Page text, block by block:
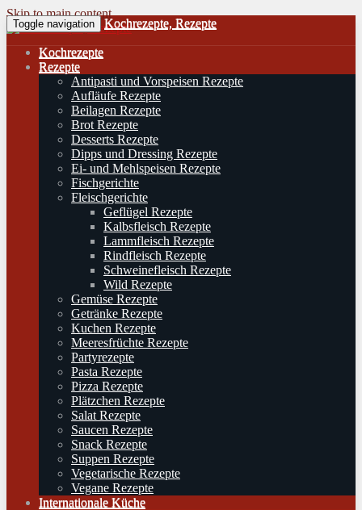
Skip to main content
Toggle navigation Kochrezepte, Rezepte
Kochrezepte
Rezepte
Antipasti und Vorspeisen Rezepte
Aufläufe Rezepte
Beilagen Rezepte
Brot Rezepte
Desserts Rezepte
Dipps und Dressing Rezepte
Ei- und Mehlspeisen Rezepte
Fischgerichte
Fleischgerichte
Geflügel Rezepte
Kalbsfleisch Rezepte
Lammfleisch Rezepte
Rindfleisch Rezepte
Schweinefleisch Rezepte
Wild Rezepte
Gemüse Rezepte
Getränke Rezepte
Kuchen Rezepte
Meeresfrüchte Rezepte
Partyrezepte
Pasta Rezepte
Pizza Rezepte
Plätzchen Rezepte
Salat Rezepte
Saucen Rezepte
Snack Rezepte
Suppen Rezepte
Vegetarische Rezepte
Vegane Rezepte
Internationale Küche